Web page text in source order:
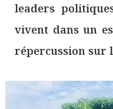
leaders
vivent dans un
répercussion sur